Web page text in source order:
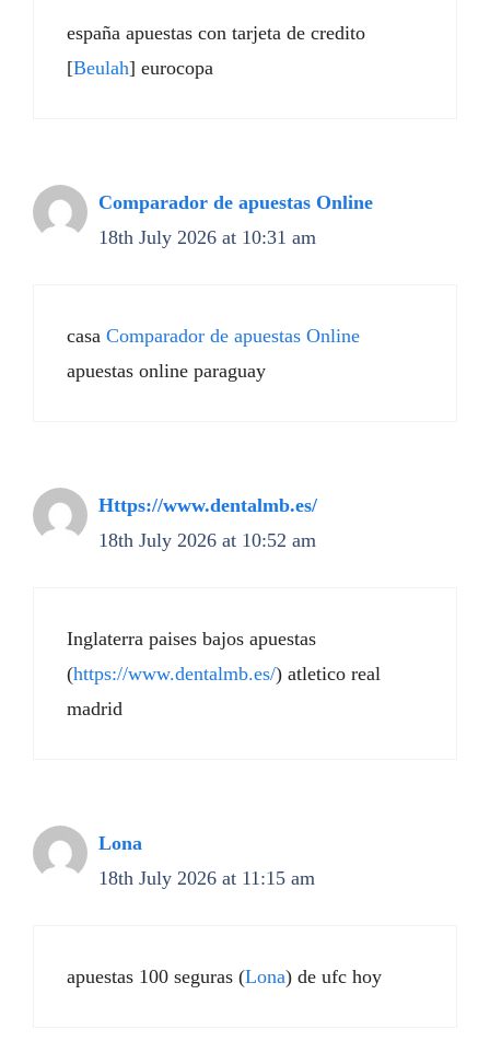
españa apuestas con tarjeta de credito
[Beulah] eurocopa
Comparador de apuestas Online
18th July 2026 at 10:31 am
casa Comparador de apuestas Online
apuestas online paraguay
Https://www.dentalmb.es/
18th July 2026 at 10:52 am
Inglaterra paises bajos apuestas
(https://www.dentalmb.es/) atletico real
madrid
Lona
18th July 2026 at 11:15 am
apuestas 100 seguras (Lona) de ufc hoy